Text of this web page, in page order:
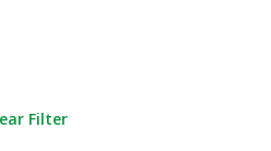
Filter